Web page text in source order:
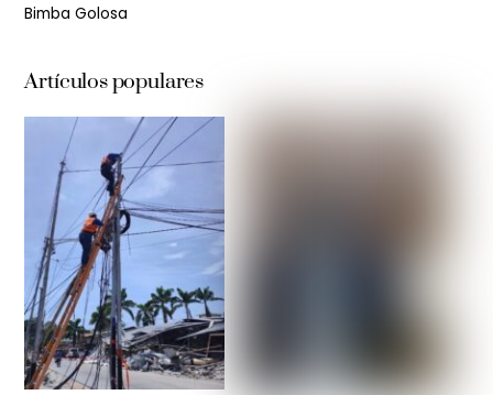
Bimba Golosa
Artículos populares